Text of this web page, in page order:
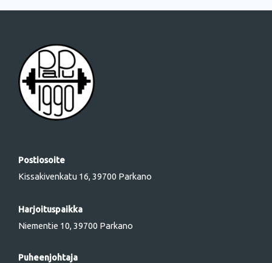
Postiosoite
Kissakivenkatu 16, 39700 Parkano
Harjoituspaikka
Niementie 10, 39700 Parkano
Puheenjohtaja